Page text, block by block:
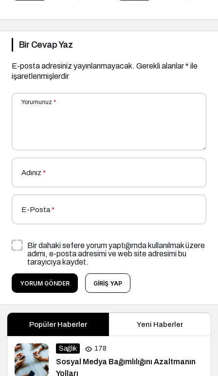
Bir Cevap Yaz
E-posta adresiniz yayınlanmayacak. Gerekli alanlar* ile
işaretlenmişlerdir
Yorumunuz *
Adınız *
E-Posta*
Bir dahaki sefere yorum yaptığımda kullanılmak üzere
adımı, e-posta adresimi ve web site adresimi bu
tarayıcıya kaydet.
YORUM GÖNDER GIRIŞ YAP
Popüler Haberler Yeni Haberler
Sağlık 178
Sosyal Medya Bağımlılığını Azaltmanın
Yolları